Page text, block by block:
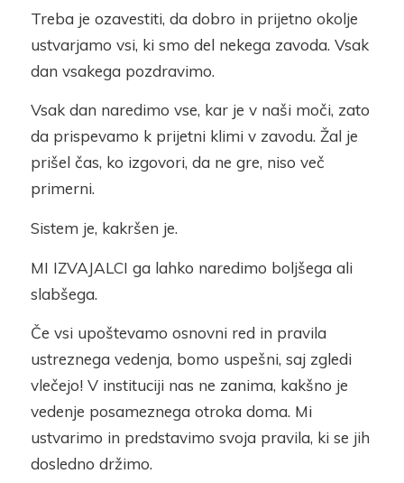
Treba je ozavestiti, da dobro in prijetno okolje
ustvarjamo vsi, ki smo del nekega zavoda. Vsak
dan vsakega pozdravimo.
Vsak dan naredimo vse, kar je v naši moči, zato
da prispevamo k prijetni klimi v zavodu. Žal je
prišel čas, ko izgovori, da ne gre, niso več
primerni.
Sistem je, kakršen je.
MI IZVAJALCI ga lahko naredimo boljšega ali
slabšega.
Če vsi upoštevamo osnovni red in pravila
ustreznega vedenja, bomo uspešni, saj zgledi
vlečejo! V instituciji nas ne zanima, kakšno je
vedenje posameznega otroka doma. Mi
ustvarimo in predstavimo svoja pravila, ki se jih
dosledno držimo.